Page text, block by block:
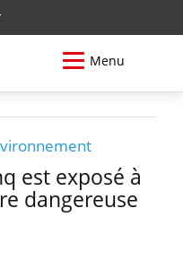
Menu
est exposé à
dangereuse